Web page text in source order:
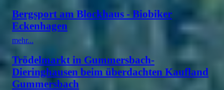
Bergsport am Blockhaus - Biobiker
Eckenhagen
mehr...
Trödelmarkt in Gummersbach-
Dieringhausen beim überdachten Kaufland
Gummersbach